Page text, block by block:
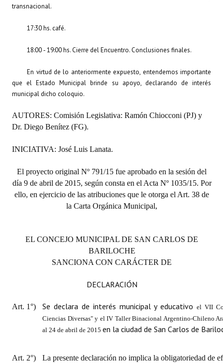
transnacional.
17:30 hs. café.
18:00 ‐ 19:00 hs. Cierre del Encuentro. Conclusiones finales.
En virtud de lo anteriormente expuesto, entendemos importante
que el Estado Municipal brinde su apoyo, declarando de interés
municipal dicho coloquio.
AUTORES: Comisión Legislativa: Ramón Chiocconi (PJ) y
Dr. Diego Benítez (FG).
INICIATIVA: José Luis Lanata.
El proyecto original Nº 791/15 fue aprobado en la sesión del
día 9 de abril de 2015, según consta en el Acta Nº 1035/15. Por
ello, en ejercicio de las atribuciones que le otorga el Art. 38 de
la Carta Orgánica Municipal,
EL CONCEJO MUNICIPAL DE SAN CARLOS DE
BARILOCHE
SANCIONA CON CARÁCTER DE
DECLARACIÓN
Art. 1°) Se declara de interés municipal y educativoel VII
Ciencias Diversas" y el IV Taller Binacional Argentino‐Chileno
al 24 de abril de 2015 en la ciudad de San Carlos de
Art. 2°)
La presente declaración no implica la obligatoriedad de